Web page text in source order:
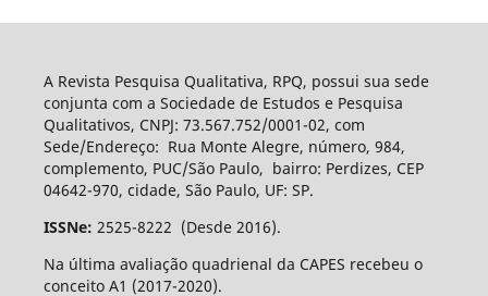
A Revista Pesquisa Qualitativa, RPQ, possui sua sede
conjunta com a Sociedade de Estudos e Pesquisa
Qualitativos, CNPJ: 73.567.752/0001-02, com
Sede/Endereço: Rua Monte Alegre, número, 984,
complemento, PUC/São Paulo, bairro: Perdizes, CEP
04642-970, cidade, São Paulo, UF: SP.
ISSNe: 2525-8222 (Desde 2016).
Na última avaliação quadrienal da CAPES recebeu o
conceito A1 (2017-2020).